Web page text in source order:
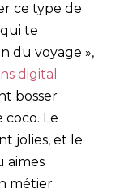
ce type de
te
du voyage »,
digital
bosser
Le
jolies, et le
aimes
métier.